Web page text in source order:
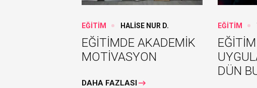
EĞİTİM HALİSE NUR D.
EĞİTİMDE AKADEMİK
MOTİVASYON
DAHA FAZLASI
EĞİTİM
EĞİTİM
DÜN